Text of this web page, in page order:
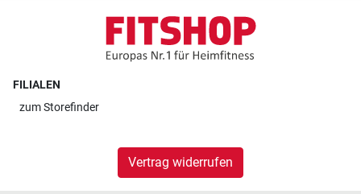
FILIALEN
zumStorefinder
Vertrag widerrufen